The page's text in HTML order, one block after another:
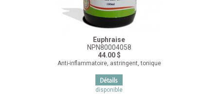
Euphraise
NPN80004058
44.00 $
Anti-inflammatoire, astringent, tonique
disponible